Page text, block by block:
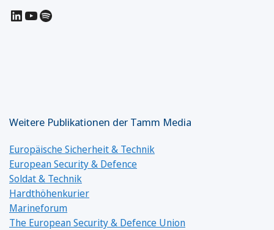
LinkedIn
YouTube
Spotify
Weitere Publikationen der Tamm Media
Europäische Sicherheit & Technik
European Security & Defence
Soldat & Technik
Hardthöhenkurier
Marineforum
The European Security & Defence Union